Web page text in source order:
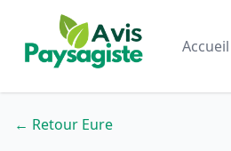
Accueil
← Retour Eure